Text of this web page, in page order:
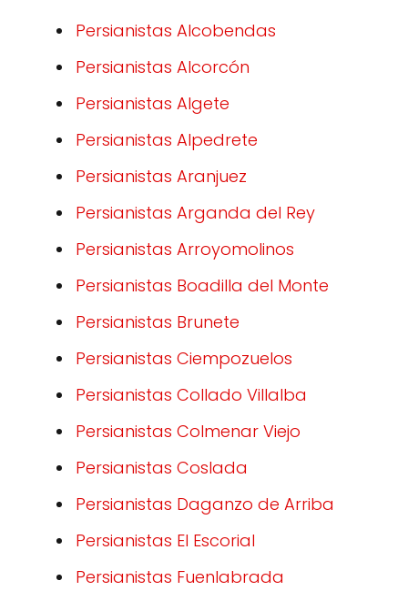
Persianistas Alcobendas
Persianistas Alcorcón
Persianistas Algete
Persianistas Alpedrete
Persianistas Aranjuez
Persianistas Arganda del Rey
Persianistas Arroyomolinos
Persianistas Boadilla del Monte
Persianistas Brunete
Persianistas Ciempozuelos
Persianistas Collado Villalba
Persianistas Colmenar Viejo
Persianistas Coslada
Persianistas Daganzo de Arriba
Persianistas El Escorial
Persianistas Fuenlabrada